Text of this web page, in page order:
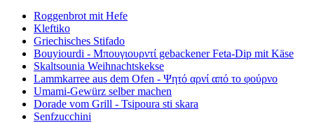
Roggenbrot mit Hefe
Kleftiko
Griechisches Stifado
Bouyiourdi - Μπουγιουρντί gebackener Feta-Dip mit Käse
Skaltsounia Weihnachtskekse
Lammkarree aus dem Ofen - Ψητό αρνί από το φούρνο
Umami-Gewürz selber machen
Dorade vom Grill - Tsipoura sti skara
Senfzucchini